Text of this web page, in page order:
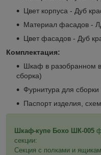
Цвет корпуса - Дуб
Материал фасадов -
Цвет фасадов - Дуб
Комплектация:
Шкаф в разобранном
сборка)
Фурнитура для сборки
Паспорт изделия,
Шкаф-купе Бохо ШК-005
секции:
Секция с полками и